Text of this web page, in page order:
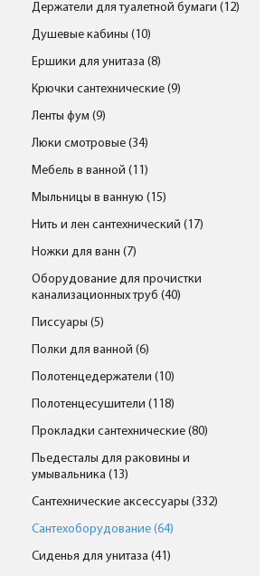
Держатели для туалетной бумаги (12)
Душевые кабины (10)
Ершики для унитаза (8)
Крючки сантехнические (9)
Ленты фум (9)
Люки смотровые (34)
Мебель в ванной (11)
Мыльницы в ванную (15)
Нить и лен сантехнический (17)
Ножки для ванн (7)
Оборудование для прочистки
канализационных труб (40)
Писсуары (5)
Полки для ванной (6)
Полотенцедержатели (10)
Полотенцесушители (118)
Прокладки сантехнические (80)
Пьедесталы для раковины и
умывальника (13)
Сантехнические аксессуары (332)
Сантехоборудование (64)
Сиденья для унитаза (41)